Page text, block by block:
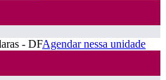
- DFAgendar nessa unidade